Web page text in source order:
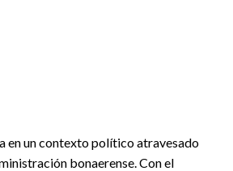
en un contexto político atravesado
bonaerense. Con el